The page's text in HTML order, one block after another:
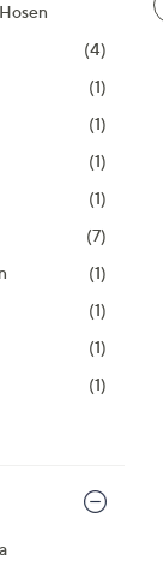
(4)
(1)
(1)
(1)
(1)
(7)
(1)
(1)
(1)
(1)